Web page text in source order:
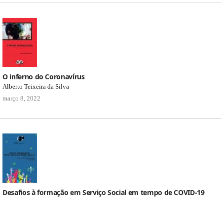
O inferno do Coronavírus
Alberto Teixeira da Silva
março 8, 2022
Desafios à formação em Serviço Social em tempo de COVID-19